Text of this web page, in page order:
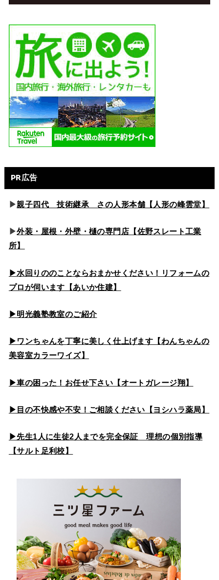
PR広告
▶親子四代 技術継承 さの人形本舗【人形の峰雲堂】
▶外装・屋根・外壁・樋の専門店【佐野スレート工業
所】
▶水回りののことならおまかせください！リフォームの
プロが伺います【あいか住建】
▶明光義塾教室のご紹介
▶ワンちゃんを丁寧に美しく仕上げます【わんちゃんの
美容室カラーワイズ】
▶車の困った！お任せ下さい【オートガレージ翔】
▶目の不快感や不安！ご相談ください【ヨシハラ薬局】
▶先生1人に生徒2人までを完全保証 理想の個別指導
【サルト足利校】